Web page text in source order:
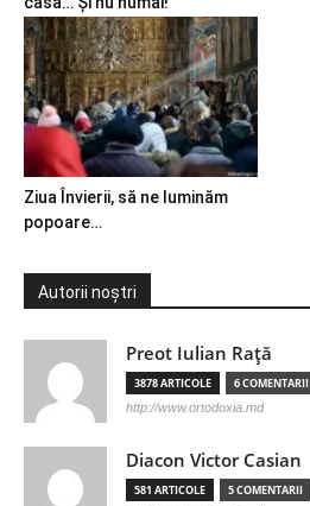
Ziua Învierii, să ne luminăm
popoare…
Autorii noștri
Preot Iulian Raţă
3878 ARTICOLE 6 COMENTARII
http://www.ortodoxia.md
Diacon Victor Casian
581 ARTICOLE 5 COMENTARII